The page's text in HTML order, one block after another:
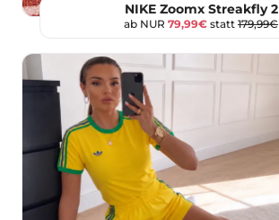
NIKE Zoomx Streakfly 2
ab NUR 79,99€ statt 179,99€